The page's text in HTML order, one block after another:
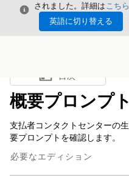
閉じる
されました。詳細はこちら
英語に切り替える
目次を表示
目次
概要プロンプ
支払者コンタクトセンターの
要プロンプトを確認します。
必要なエディション